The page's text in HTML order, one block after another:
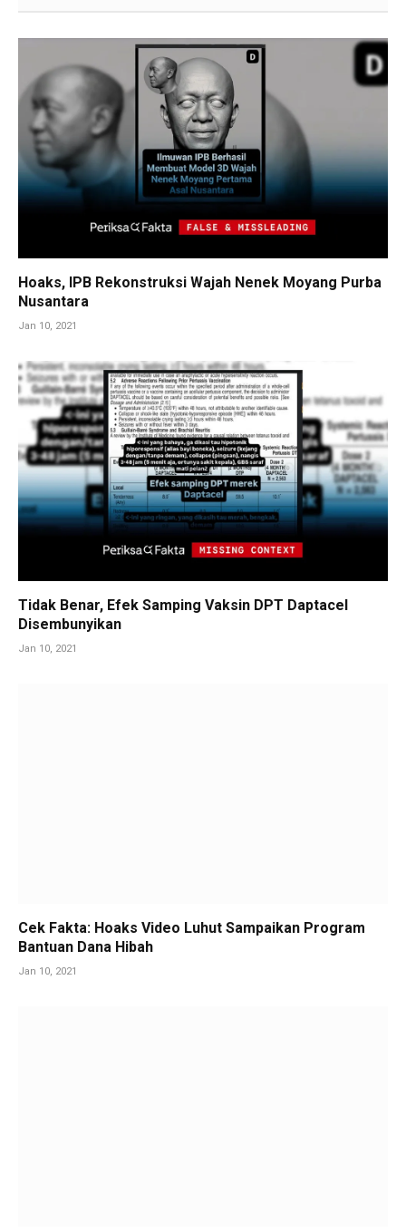
Hoaks, IPB Rekonstruksi Wajah Nenek Moyang Purba
Nusantara
Jan 10, 2021
Tidak Benar, Efek Samping Vaksin DPT Daptacel
Disembunyikan
Jan 10, 2021
Cek Fakta: Hoaks Video Luhut Sampaikan Program
Bantuan Dana Hibah
Jan 10, 2021